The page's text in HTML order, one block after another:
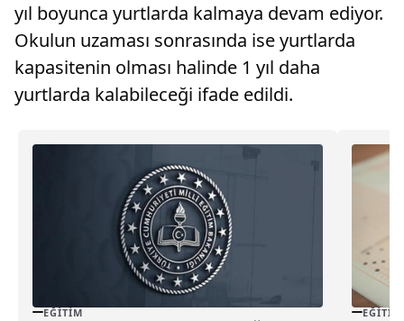
yıl boyunca yurtlarda kalmaya devam ediyor.
Okulun uzaması sonrasında ise yurtlarda
kapasitenin olması halinde 1 yıl daha
yurtlarda kalabileceği ifade edildi.
EĞITIM EĞITIM